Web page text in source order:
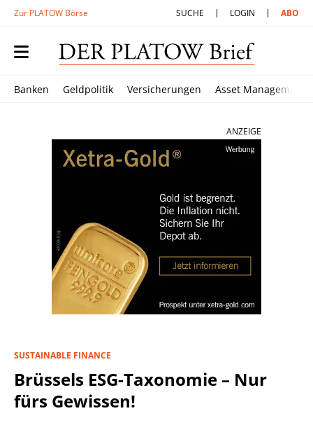
Zur PLATOW Börse SUCHE LOGIN ABO
Banken Geldpolitik Versicherungen Asset Management
ANZEIGE
SUSTAINABLE FINANCE
Brüssels ESG-Taxonomie – Nur
fürs Gewissen!